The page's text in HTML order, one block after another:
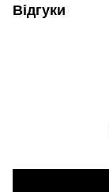
Відгуки